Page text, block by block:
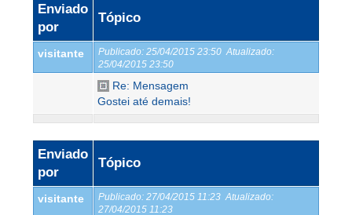
Enviado
por
Tópico
visitante Publicado: 25/04/2015 23:50 Atualizado:
25/04/2015 23:50
Re: Mensagem
Gostei até demais!
Enviado
por
Tópico
visitante Publicado: 27/04/2015 11:23 Atualizado:
27/04/2015 11:23